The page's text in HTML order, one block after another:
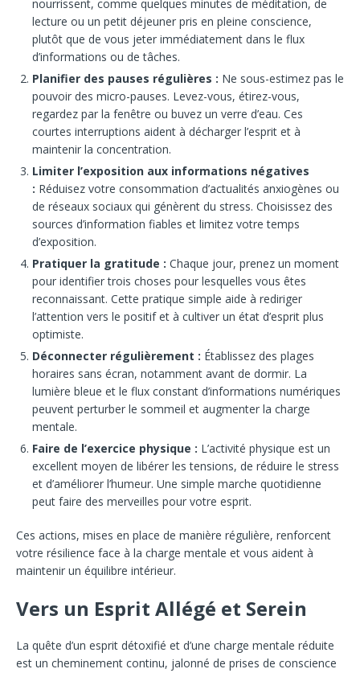
nourrissent, comme quelques minutes de méditation, de
lecture ou un petit déjeuner pris en pleine conscience,
plutôt que de vous jeter immédiatement dans le flux
d’informations ou de tâches.
Planifier des pauses régulières : Ne sous-estimez pas le
pouvoir des micro-pauses. Levez-vous, étirez-vous,
regardez par la fenêtre ou buvez un verre d’eau. Ces
courtes interruptions aident à décharger l’esprit et à
maintenir la concentration.
Limiter l’exposition aux informations négatives
: Réduisez votre consommation d’actualités anxiogènes ou
de réseaux sociaux qui génèrent du stress. Choisissez des
sources d’information fiables et limitez votre temps
d’exposition.
Pratiquer la gratitude : Chaque jour, prenez un moment
pour identifier trois choses pour lesquelles vous êtes
reconnaissant. Cette pratique simple aide à rediriger
l’attention vers le positif et à cultiver un état d’esprit plus
optimiste.
Déconnecter régulièrement : Établissez des plages
horaires sans écran, notamment avant de dormir. La
lumière bleue et le flux constant d’informations numériques
peuvent perturber le sommeil et augmenter la charge
mentale.
Faire de l’exercice physique : L’activité physique est un
excellent moyen de libérer les tensions, de réduire le stress
et d’améliorer l’humeur. Une simple marche quotidienne
peut faire des merveilles pour votre esprit.
Ces actions, mises en place de manière régulière, renforcent
votre résilience face à la charge mentale et vous aident à
maintenir un équilibre intérieur.
Vers un Esprit Allégé et Serein
La quête d’un esprit détoxifié et d’une charge mentale réduite
est un cheminement continu, jalonné de prises de conscience